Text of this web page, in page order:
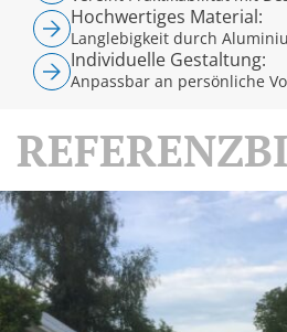
Hochwertiges Material:
Langlebigkeit durch
Individuelle Gestaltung:
Anpassbar an persönliche